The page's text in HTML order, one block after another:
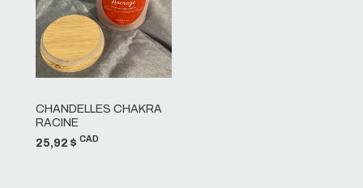
CHANDELLES CHAKRA
RACINE
25,92 $ CAD